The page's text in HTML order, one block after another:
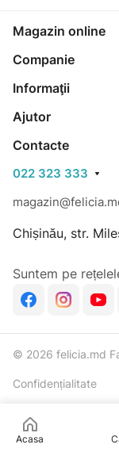
Magazin online
Companie
Informaţii
Ajutor
Contacte
022 323 333
Chișinău, str.
Suntem pe
© 2026 felicia.md
Confidențialitate
Acasa